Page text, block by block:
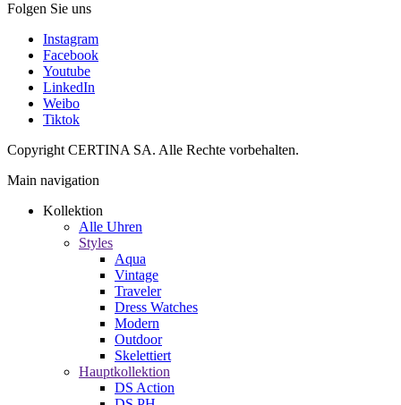
Folgen Sie uns
Instagram
Facebook
Youtube
LinkedIn
Weibo
Tiktok
Copyright CERTINA SA. Alle Rechte vorbehalten.
Main navigation
Kollektion
Alle Uhren
Styles
Aqua
Vintage
Traveler
Dress Watches
Modern
Outdoor
Skelettiert
Hauptkollektion
DS Action